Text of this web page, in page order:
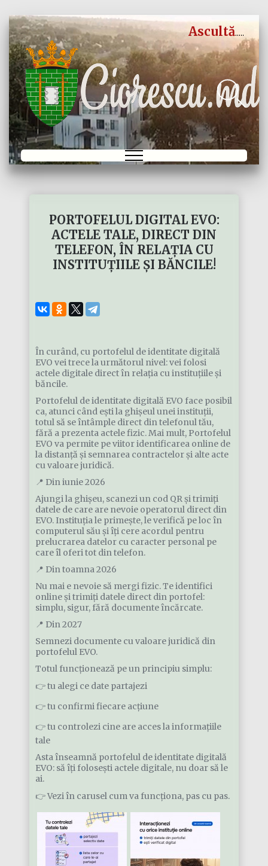
Ascultă
PORTOFELUL DIGITAL EVO:
ACTELE TALE, DIRECT DIN
TELEFON, ÎN RELAȚIA CU
INSTITUȚIILE ȘI BĂNCILE!
În curând, cu portofelul de identitate digitală
EVO vei trece la următorul nivel: vei folosi
actele digitale direct în relația cu instituțiile și
băncile.
Portofelul de identitate digitală EVO face posibil
ca, atunci când ești la ghișeul unei instituții,
totul să se întâmple direct din telefonul tău,
fără a prezenta actele fizic. Mai mult, Portofelul
EVO va permite pe viitor identificarea online de
la distanță și semnarea contractelor și alte acte
cu valoare juridică.
📍 Din iunie 2026
Ajungi la ghișeu, scanezi un cod QR și trimiți
datele de care are nevoie operatorul direct din
EVO. Instituția le primește, le verifică pe loc în
computerul său și îți cere acordul pentru
prelucrarea datelor cu caracter personal pe
care îl oferi tot din telefon.
📍 Din toamna 2026
Nu mai e nevoie să mergi fizic. Te identifici
online și trimiți datele direct din portofel:
simplu, sigur, fără documente încărcate.
📍 Din 2027
Semnezi documente cu valoare juridică din
portofelul EVO.
Totul funcționează pe un principiu simplu:
👉 tu alegi ce date partajezi
👉 tu confirmi fiecare acțiune
👉 tu controlezi cine are acces la informațiile
tale
Asta înseamnă portofelul de identitate digitală
EVO: să îți folosești actele digitale, nu doar să le
ai.
👉 Vezi în carusel cum va funcționa, pas cu pas.